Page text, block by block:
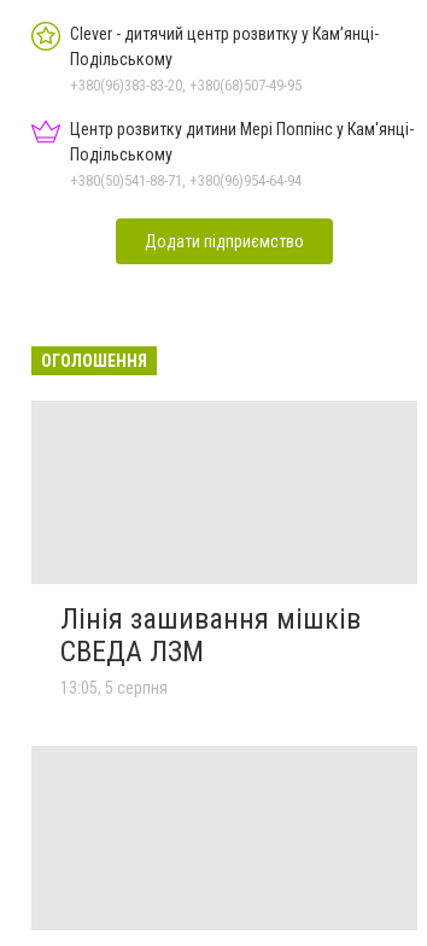
Clever - дитячий центр розвитку у Кам’янці-
Подільському
+380(96)383-83-20, +380(68)507-49-95
Центр розвитку дитини Мері Поппінс у Кам'янці-
Подільському
+380(50)541-88-71, +380(96)954-64-94
Додати підприємство
ОГОЛОШЕННЯ
Лінія зашивання мішків
СВЕДА ЛЗМ
13:05, 5 серпня